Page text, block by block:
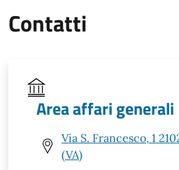
Contatti
Area affari generali
Via S. Francesco, 1
(VA)